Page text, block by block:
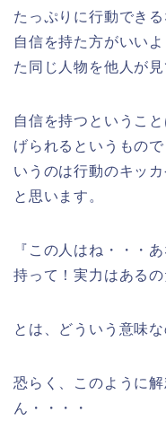
たっぷりに行動でき
自信を持た方がいい
た同じ人物を他人が
自信を持つというこ
げられるというもの
いうのは行動のキッ
と思います。
『この人はね・・・
持って！実力はあるの
とは、どういう意味な
恐らく、このように
ん・・・・